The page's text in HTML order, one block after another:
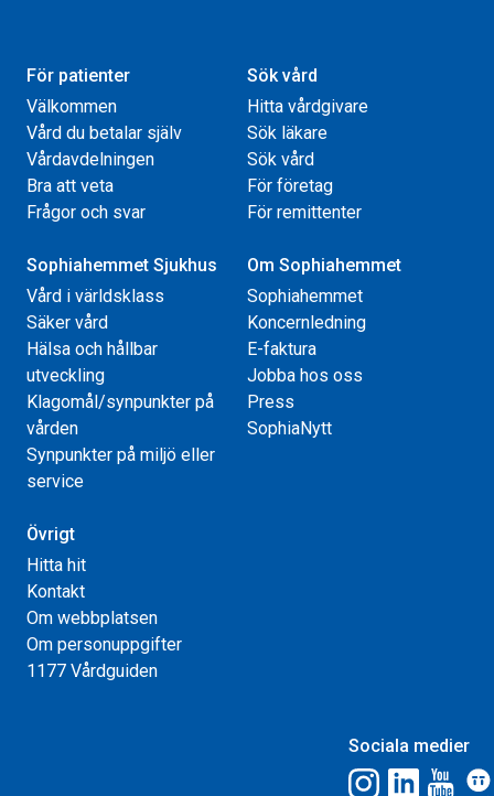
För patienter
Välkommen
Vård du betalar själv
Vårdavdelningen
Bra att veta
Frågor och svar
Sök vård
Hitta vårdgivare
Sök läkare
Sök vård
För företag
För remittenter
Sophiahemmet Sjukhus
Vård i världsklass
Säker vård
Hälsa och hållbar
utveckling
Klagomål/synpunkter på
vården
Synpunkter på miljö eller
service
Om Sophiahemmet
Sophiahemmet
Koncernledning
E-faktura
Jobba hos oss
Press
SophiaNytt
Övrigt
Hitta hit
Kontakt
Om webbplatsen
Om personuppgifter
1177 Vårdguiden
Sociala medier